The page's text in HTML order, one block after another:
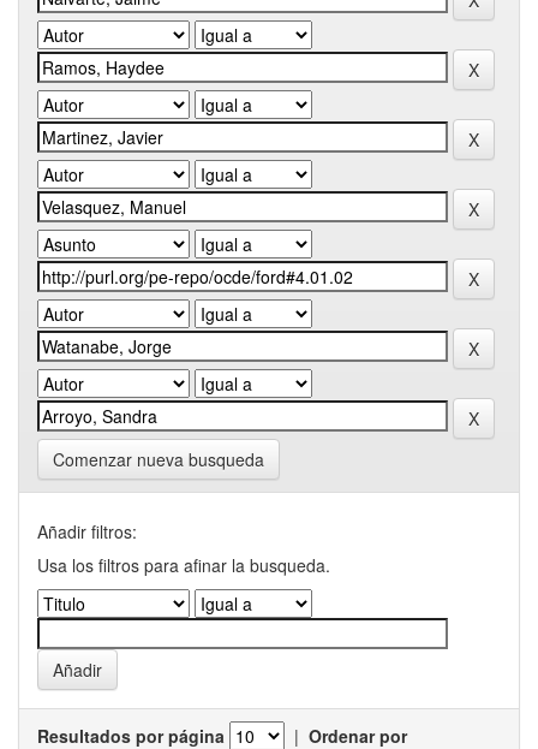
Comenzar nueva busqueda
Añadir filtros:
Usa los filtros para afinar la busqueda.
Resultados por página | Ordenar por